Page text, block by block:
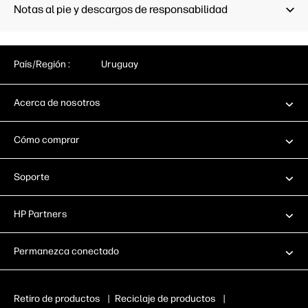
Apple AirPrint™; Certificación
Notas al pie y descargos de responsabilidad
País/Región : Uruguay
Acerca de nosotros
Cómo comprar
Soporte
HP Partners
Permanezca conectado
Retiro de productos | Reciclaje de productos |